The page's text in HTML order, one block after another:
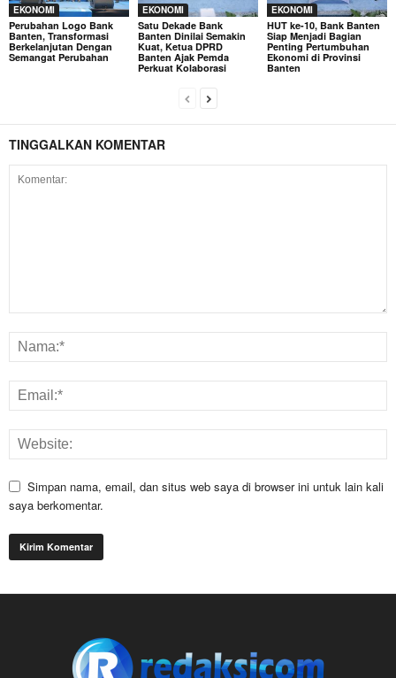
EKONOMI
Perubahan Logo Bank
Banten, Transformasi
Berkelanjutan Dengan
Semangat Perubahan
EKONOMI
Satu Dekade Bank
Banten Dinilai Semakin
Kuat, Ketua DPRD
Banten Ajak Pemda
Perkuat Kolaborasi
EKONOMI
HUT ke-10, Bank Banten
Siap Menjadi Bagian
Penting Pertumbuhan
Ekonomi di Provinsi
Banten
TINGGALKAN KOMENTAR
Simpan nama, email, dan situs web saya di browser ini untuk lain kali
saya berkomentar.